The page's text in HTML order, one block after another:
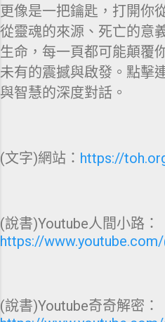
更像是一把鑰匙，打開你
從靈魂的來源、死亡的意
生命，每一頁都可能顛覆
未有的震撼與啟發。點擊
與智慧的深度對話。
(文字)網站： https://
(說書)Youtube人間小路：
https://
(說書)Youtube奇奇解密：